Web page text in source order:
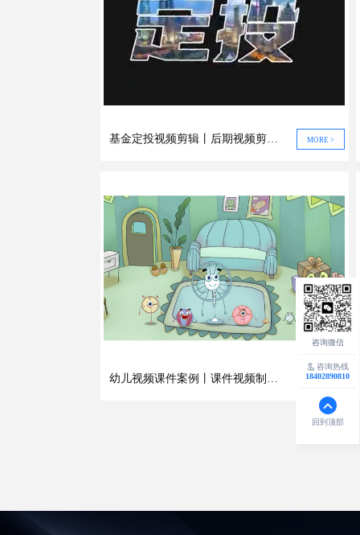
基金定投视频剪辑丨后期视频剪辑案例 MORE >
幼儿视频课件案例丨课件视频制作公司 MORE >
咨询热线
18402890810
回到顶部